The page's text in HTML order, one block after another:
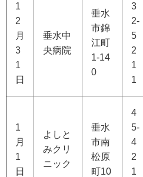
1
2
月
3
1
日
垂水中
央病院
垂水
市錦
江町
1-14
0
3
2-
5
2
1
1
1
月
1
日
よしと
みクリ
ニック
垂水
市南
松原
町10
4
5-
4
2
1